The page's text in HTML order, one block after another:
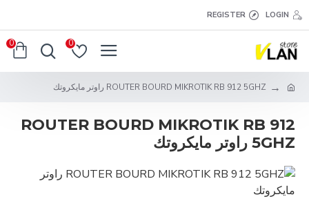
LOGIN
REGISTER
0
0
ROUTER BOURD MIKROTIK RB 912 5GHZ راوتر مايكروتك
ROUTER BOURD MIKROTIK RB 912
5GHZ راوتر مايكروتك